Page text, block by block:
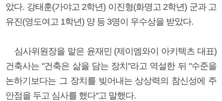
았다. 강태훈(가야고 2학년) 이진형(화명고 2학년) 군과 고
유진(영도여고 1학년) 양 등 3명이 우수상을 받았다.
심사위원장을 맡은 윤재민 (제이엠와이 아키텍츠 대표)
건축사는 "건축은 삶을 담는 장치"라고 역설한 뒤 "수준을
논하기보다는 그 장치를 빚어내는 상상력의 참신성에 주
안점을 두고 심사를 했다"고 말했다.